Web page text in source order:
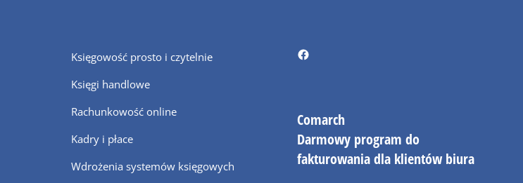
Księgowość prosto i czytelnie
Księgi handlowe
Rachunkowość online
Kadry i płace
Wdrożenia systemów księgowych
Comarch
Darmowy program do
fakturowania dla klientów biura